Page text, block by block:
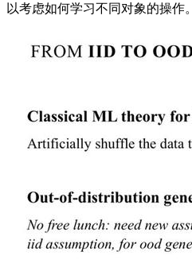
以考虑如何学习不同对象的操作。